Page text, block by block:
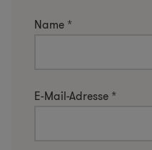
Name *
E-Mail-Adresse *